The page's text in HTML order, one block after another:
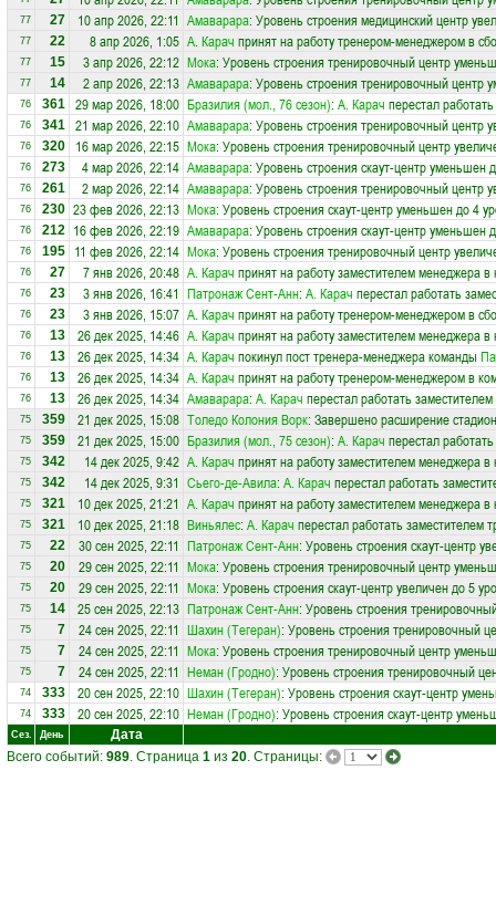
77 27 10 апр 2026, 22:11 Амаварара: Уровень строения медицинский центр
77 22 8 апр 2026, 1:05 А. Карач принят на работу тренером-менеджером в
77 15 3 апр 2026, 22:12 Мока: Уровень строения тренировочный центр
77 14 2 апр 2026, 22:13 Амаварара: Уровень строения тренировочный центр
76 361 29 мар 2026, 18:00 Бразилия (мол., 76 сезон): А. Карач перестал
76 341 21 мар 2026, 22:10 Амаварара: Уровень строения тренировочный центр
76 320 16 мар 2026, 22:15 Мока: Уровень строения тренировочный центр
76 273 4 мар 2026, 22:14 Амаварара: Уровень строения скаут-центр уменьшен
76 261 2 мар 2026, 22:14 Амаварара: Уровень строения тренировочный центр
76 230 23 фев 2026, 22:13 Мока: Уровень строения скаут-центр уменьшен до 4
76 212 16 фев 2026, 22:19 Амаварара: Уровень строения скаут-центр уменьшен
76 195 11 фев 2026, 22:14 Мока: Уровень строения тренировочный центр
76 27 7 янв 2026, 20:48 А. Карач принят на работу заместителем менеджера
76 23 3 янв 2026, 16:41 Патронаж Сент-Анн: А. Карач перестал работать
76 23 3 янв 2026, 15:07 А. Карач принят на работу тренером-менеджером в
76 13 26 дек 2025, 14:46 А. Карач принят на работу заместителем менеджера
76 13 26 дек 2025, 14:34 А. Карач покинул пост тренера-менеджера команды
76 13 26 дек 2025, 14:34 А. Карач принят на работу тренером-менеджером в
76 13 26 дек 2025, 14:34 Амаварара: А. Карач перестал работать
75 359 21 дек 2025, 15:08 Толедо Колония Ворк: Завершено расширение
75 359 21 дек 2025, 15:00 Бразилия (мол., 75 сезон): А. Карач перестал
75 342 14 дек 2025, 9:42 А. Карач принят на работу заместителем менеджера
75 342 14 дек 2025, 9:31 Сьего-де-Авила: А. Карач перестал работать
75 321 10 дек 2025, 21:21 А. Карач принят на работу заместителем менеджера
75 321 10 дек 2025, 21:18 Виньялес: А. Карач перестал работать заместителем
75 22 30 сен 2025, 22:11 Патронаж Сент-Анн: Уровень строения скаут-центр
75 20 29 сен 2025, 22:11 Мока: Уровень строения тренировочный центр
75 20 29 сен 2025, 22:11 Мока: Уровень строения скаут-центр увеличен до 5
75 14 25 сен 2025, 22:13 Патронаж Сент-Анн: Уровень строения
75 7 24 сен 2025, 22:11 Шахин (Тегеран): Уровень строения тренировочный
75 7 24 сен 2025, 22:11 Мока: Уровень строения тренировочный центр
75 7 24 сен 2025, 22:11 Неман (Гродно): Уровень строения тренировочный
74 333 20 сен 2025, 22:10 Шахин (Тегеран): Уровень строения скаут-центр
74 333 20 сен 2025, 22:10 Неман (Гродно): Уровень строения скаут-центр
Сез. День
Дата
Всего событий: 989. Страница 1 из 20. Страницы: